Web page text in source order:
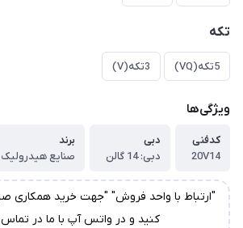
تکه
5تکه(VQ) 3تکه(V)
ویژگی‌ها
کدفنی
20V14
دبی
دبی: 14 گالن
برند
صنایع هیدرولیک
"ارتباط با واحد فروش" "جهت خرید همکاری
کنید و در واتس آپ با ما در